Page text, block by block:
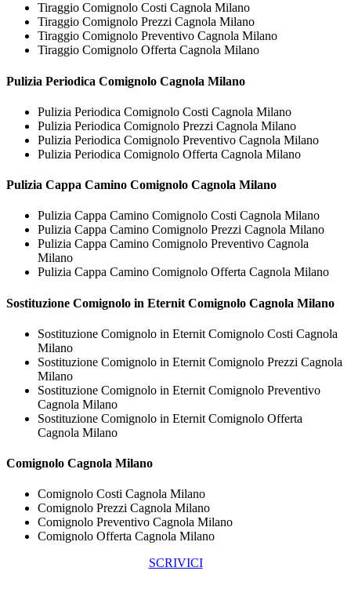
Tiraggio Comignolo Costi Cagnola Milano
Tiraggio Comignolo Prezzi Cagnola Milano
Tiraggio Comignolo Preventivo Cagnola Milano
Tiraggio Comignolo Offerta Cagnola Milano
Pulizia Periodica Comignolo Cagnola Milano
Pulizia Periodica Comignolo Costi Cagnola Milano
Pulizia Periodica Comignolo Prezzi Cagnola Milano
Pulizia Periodica Comignolo Preventivo Cagnola Milano
Pulizia Periodica Comignolo Offerta Cagnola Milano
Pulizia Cappa Camino Comignolo Cagnola Milano
Pulizia Cappa Camino Comignolo Costi Cagnola Milano
Pulizia Cappa Camino Comignolo Prezzi Cagnola Milano
Pulizia Cappa Camino Comignolo Preventivo Cagnola
Milano
Pulizia Cappa Camino Comignolo Offerta Cagnola Milano
Sostituzione Comignolo in Eternit Comignolo Cagnola Milano
Sostituzione Comignolo in Eternit Comignolo Costi Cagnola
Milano
Sostituzione Comignolo in Eternit Comignolo Prezzi Cagnola
Milano
Sostituzione Comignolo in Eternit Comignolo Preventivo
Cagnola Milano
Sostituzione Comignolo in Eternit Comignolo Offerta
Cagnola Milano
Comignolo Cagnola Milano
Comignolo Costi Cagnola Milano
Comignolo Prezzi Cagnola Milano
Comignolo Preventivo Cagnola Milano
Comignolo Offerta Cagnola Milano
SCRIVICI